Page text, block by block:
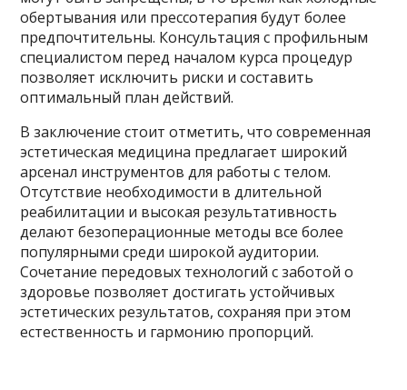
обертывания или прессотерапия будут более
предпочтительны. Консультация с профильным
специалистом перед началом курса процедур
позволяет исключить риски и составить
оптимальный план действий.
В заключение стоит отметить, что современная
эстетическая медицина предлагает широкий
арсенал инструментов для работы с телом.
Отсутствие необходимости в длительной
реабилитации и высокая результативность
делают безоперационные методы все более
популярными среди широкой аудитории.
Сочетание передовых технологий с заботой о
здоровье позволяет достигать устойчивых
эстетических результатов, сохраняя при этом
естественность и гармонию пропорций.